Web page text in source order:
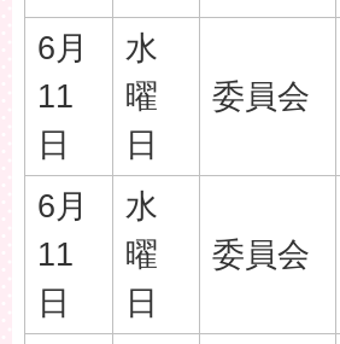
6月
11
日
水
曜
日
委員会
6月
11
日
水
曜
日
委員会